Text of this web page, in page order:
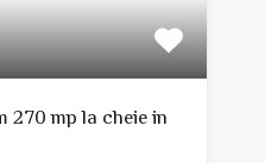
270 mp la cheie in